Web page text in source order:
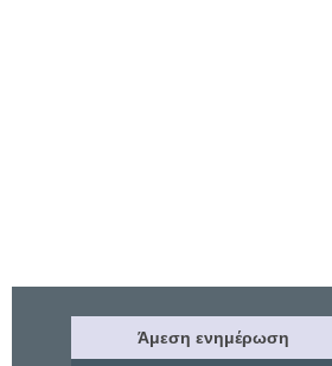
Άμεση ενημέρωση